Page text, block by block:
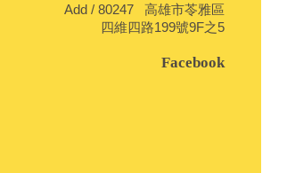
Add / 80247 高雄市苓雅區
四維四路199號9F之5
Facebook